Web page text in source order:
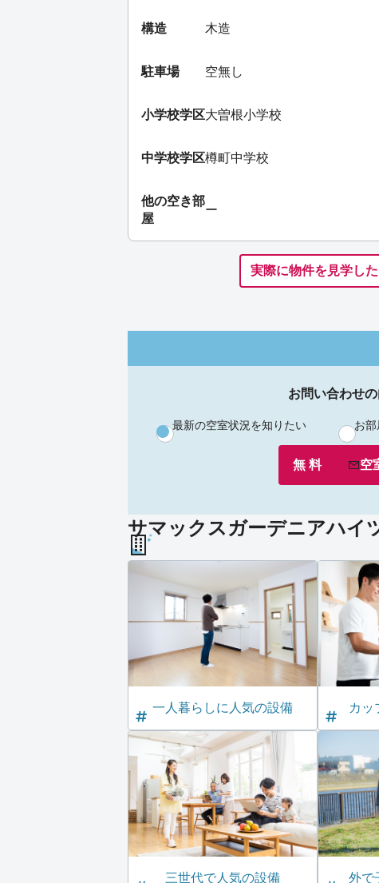
構造 木造
駐車場 空無し
小学校学区大曽根小学校
中学校学区樽町中学校
他の空き部
屋
ー
実際に物件を見学し
お問い合わせ
最新の空室状況を知りたい お
無 料 空
サマックスガーデニアハイ
一人暮らしに人気の設備 カッ
三世代で人気の設備 外で